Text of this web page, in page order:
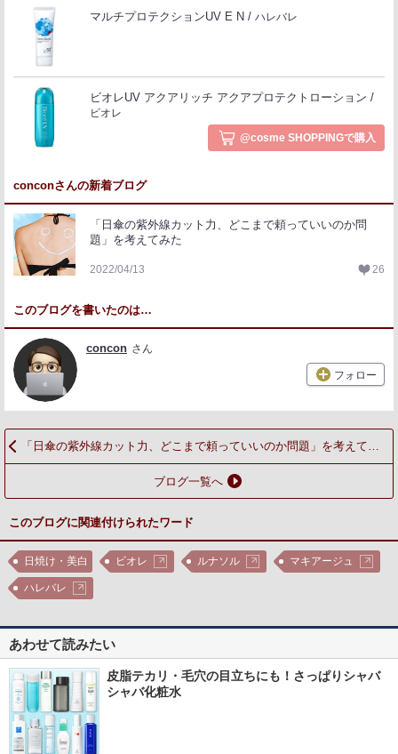
マルチプロテクションUV E N ハレバレ
ビオレUV アクアリッチ アクアプロテクトローション
ビオレ
@cosme SHOPPINGで購入
conconさんの新着ブログ
「日傘の紫外線カット力、どこまで頼っていいのか問
題」を考えてみた
2022/04/13 26
このブログを書いたのは…
concon さん
フォロー
「日傘の紫外線カット力、どこまで頼っていいのか問題」を考えてみ
ブログ一覧へ
このブログに関連付けられたワード
日焼け・美白 ビオレ ルナソル マキアージュ
ハレバレ
あわせて読みたい
皮脂テカリ・毛穴の目立ちにも！さっぱりシャバ
シャバ化粧水